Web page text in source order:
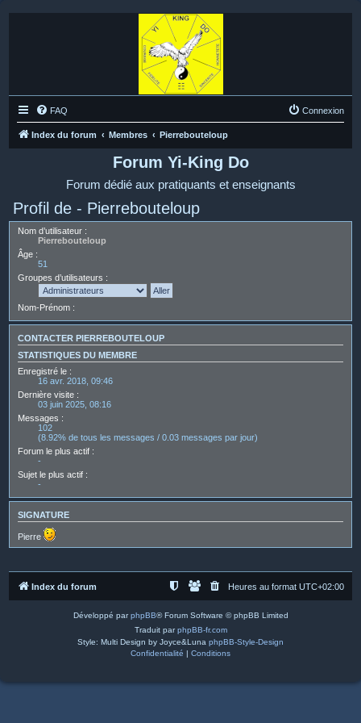
FAQ Connexion
Index du forum Membres Pierrebouteloup
Forum Yi-King Do
Forum dédié aux pratiquants et enseignants
Profil de - Pierrebouteloup
Nom d’utilisateur :
Pierrebouteloup
Âge :
51
Groupes d’utilisateurs :
Nom-Prénom :
CONTACTER PIERREBOUTELOUP
STATISTIQUES DU MEMBRE
Enregistré le :
16 avr. 2018, 09:46
Dernière visite :
03 juin 2025, 08:16
Messages :
102
(8.92% de tous les messages / 0.03 messages par jour)
Forum le plus actif :
-
Sujet le plus actif :
-
SIGNATURE
Pierre
Index du forum Heures au format UTC+02:00
Développé parphpBB® Forum Software © phpBB Limited
Traduit parphpBB-fr.com
Style: Multi Design by Joyce&Luna phpBB-Style-Design
Confidentialité
Conditions